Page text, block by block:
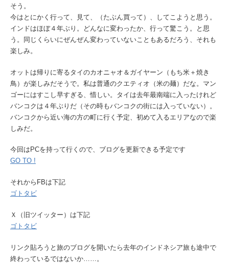
そう。
今はとにかく行って、見て、（たぶん買って）、してこようと思う。
インドはほぼ４年ぶり。どんなに変わったか、行って驚こう。と思
う。同じくらいにぜんぜん変わっていないこともあるだろう、それも
楽しみ。
オットは帰りに寄るタイのカオニャオ＆ガイヤーン（もち米＋焼き
鳥）が楽しみだそうで。私は普通のクエティオ（米の麺）だな。マン
ゴーにはすこし早すぎる、惜しい。タイは去年最南端に入ったけれど
バンコクは４年ぶりだ（その時もバンコクの街には入っていない）。
バンコクから近い海の方の町に行く予定、初めて入るエリアなので楽
しみだ。
今回はPCを持って行くので、ブログを更新できる予定です
GO TO !
それからFBは下記
ゴトタビ
Ｘ（旧ツイッター）は下記
ゴトタビ
リンク貼ろうと旅のブログを開いたら去年のインドネシア旅も途中で
終わっているではないか……。